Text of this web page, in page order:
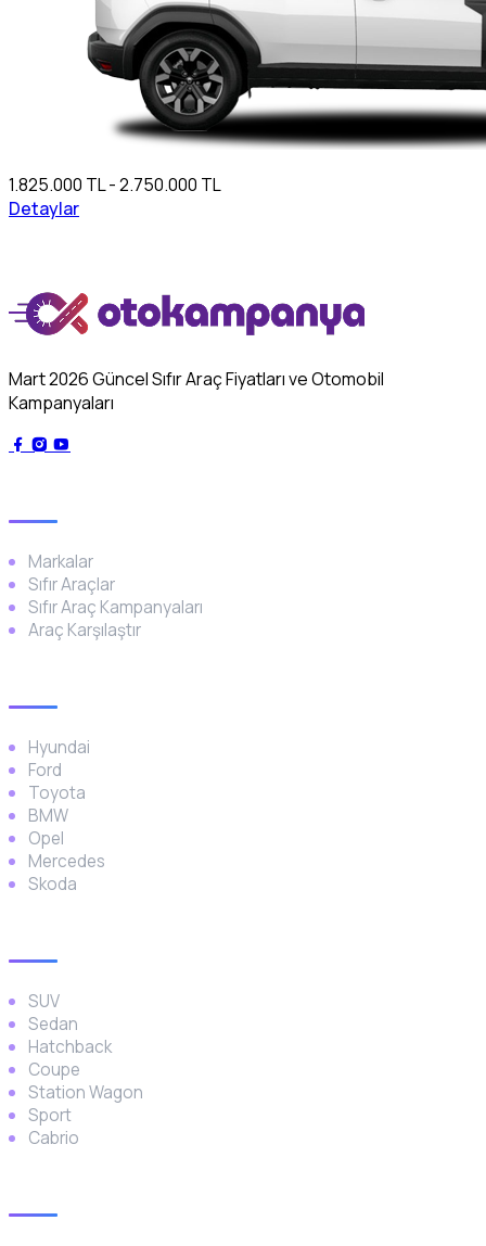
1.825.000 TL - 2.750.000 TL
Detaylar
Mart 2026 Güncel Sıfır Araç Fiyatları ve Otomobil
Kampanyaları
Markalar
Sıfır Araçlar
Sıfır Araç Kampanyaları
Araç Karşılaştır
Hyundai
Ford
Toyota
BMW
Opel
Mercedes
Skoda
SUV
Sedan
Hatchback
Coupe
Station Wagon
Sport
Cabrio